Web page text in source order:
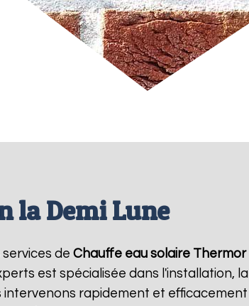
la Demi Lune
de Chauffe eau solaire Thermor
est spécialisée dans l'installation, la
rapidement et efficacement